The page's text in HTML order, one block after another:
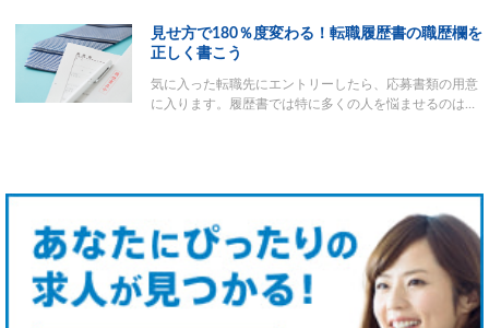
見せ方で180％度変わる！転職履歴書の職歴欄を
正しく書こう
気に入った転職先にエントリーしたら、応募書類の用意
に入ります。履歴書では特に多くの人を悩ませるのは…